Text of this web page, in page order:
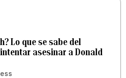
Lo que se sabe del
asesinar a Donald